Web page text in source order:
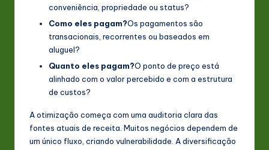
conveniência, propriedade ou status?
Como eles pagam?Os pagamentos são
transacionais, recorrentes ou baseados em
aluguel?
Quanto eles pagam?O ponto de preço está
alinhado com o valor percebido e com a estrutura
de custos?
A otimização começa com uma auditoria clara das
fontes atuais de receita. Muitos negócios dependem de
um único fluxo, criando vulnerabilidade. A diversificação